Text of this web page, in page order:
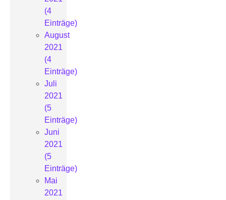
(4
Einträge)
August
2021
(4
Einträge)
Juli
2021
(5
Einträge)
Juni
2021
(5
Einträge)
Mai
2021